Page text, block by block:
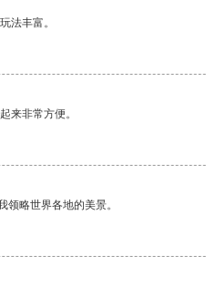
法丰富。
来非常方便。
略世界各地的美景。